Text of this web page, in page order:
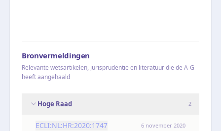
Bronvermeldingen
Relevante wetsartikelen, jurisprudentie en literatuur die de A-G
heeft aangehaald
Hoge Raad 2
ECLI:NL:HR:2020:1747 6 november 2020